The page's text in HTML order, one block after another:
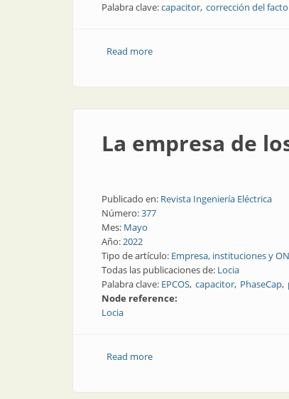
Palabra clave:capacitor corrección del
Read moreabout Así se asegura la calidad
La empresa de
Publicado en: Revista Ingeniería Eléctrica
Número:377
Mes: Mayo
Año:2022
Tipo de artículo: Empresa, instituciones y
Todas las publicaciones de: Locia
Palabra clave: EPCOS capacitor PhaseCap
Node reference:
Locia
Read moreabout La empresa de los